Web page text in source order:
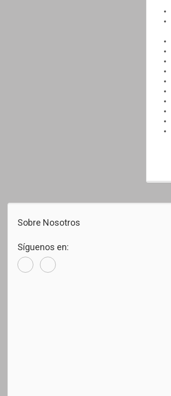
Sobre Nosotros
Síguenos en: